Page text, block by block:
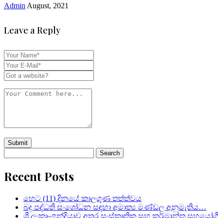
Admin August, 2021
Leave a Reply
for:
Recent Posts
හෙට (11) දිනයේ කාලගුණ තත්ත්වය
බදු පද්ධති සංශෝධන සඳහා අමාත්‍ය මණ්ඩල අනුමැතිය…
ශ්‍රී ලංකා–ඉන්දියාව අතර සංස්කෘතික සහ කර්මාන්ත